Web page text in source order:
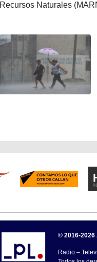
Recursos Naturales
© 2016-2026
Radio –